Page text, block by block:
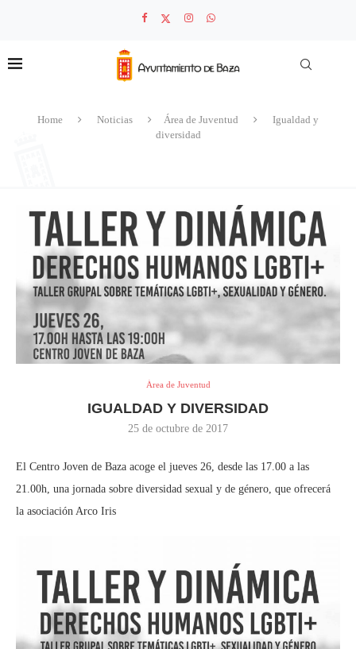
Home Noticias Área de Juventud
Igualdad y
diversidad
Área de Juventud
IGUALDAD Y DIVERSIDAD
25 de octubre de 2017
El Centro Joven de Baza acoge el jueves 26, desde las 17.00 a las
21.00h, una jornada sobre diversidad sexual y de género, que ofrecerá
la asociación Arco Iris